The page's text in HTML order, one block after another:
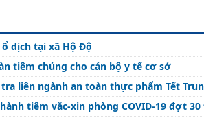
dịch tại xã Hộ Độ
tiêm chủng cho cán bộ y tế cơ sở
liên ngành an toàn thực phẩm Tết
tiêm vắc-xin phòng COVID-19 đợt